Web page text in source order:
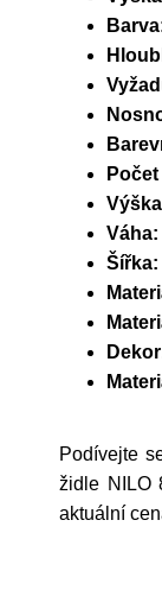
Váha:
Šířka:
Podívejte
židle NILO
aktuální